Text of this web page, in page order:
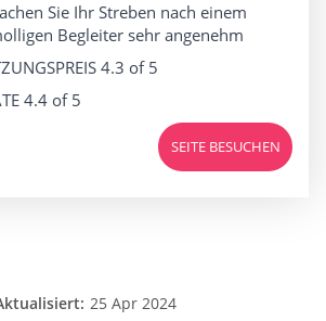
Sie Ihr Streben nach einem
Begleiter sehr angenehm
4.3 of 5
4.4 of 5
SEITE BESUCHEN
25 Apr 2024